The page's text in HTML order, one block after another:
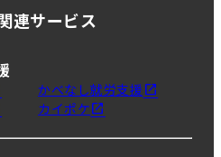
連サービス
かべなし就労支援
カイポケ